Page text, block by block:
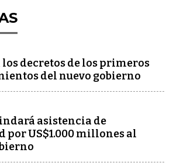
los decretos de los primeros
del nuevo gobierno
asistencia de
por US$1.000 millones al